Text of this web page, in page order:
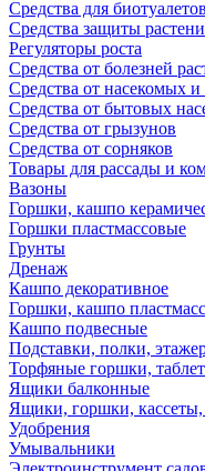
Средства для
Средства защиты
Регуляторы роста
Средства от болезней
Средства от насекомых и
Средства от бытовых
Средства от грызунов
Средства от сорняков
Товары для рассады и
Вазоны
Горшки, кашпо
Горшки пластмассовые
Грунты
Дренаж
Кашпо декоративное
Горшки, кашпо
Кашпо подвесные
Подставки, полки,
Торфяные горшки,
Ящики балконные
Ящики, горшки, кассеты,
Удобрения
Умывальники